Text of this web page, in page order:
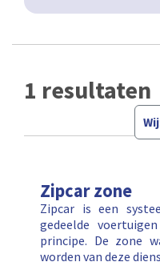
1 resultaten
Zipcar zone
Zipcar is een
gedeelde
principe. De zone
worden van deze